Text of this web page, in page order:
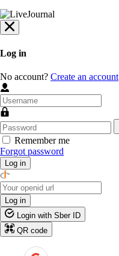
Log in
No account? Create an account
Remember me
Forgot password
Log in
Log in
Login with Sber ID
QR code